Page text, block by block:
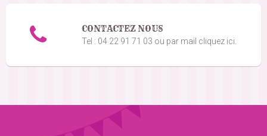
CONTACTEZ NOUS
Tel : 04 22 91 71 03 ou par mail cliquez ici.